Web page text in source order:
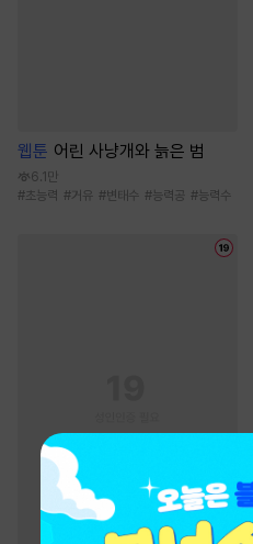
웹툰 어린 사냥개와 늙은 범
6.1만
#초능력 #거유 #변태수 #능력공 #능력수